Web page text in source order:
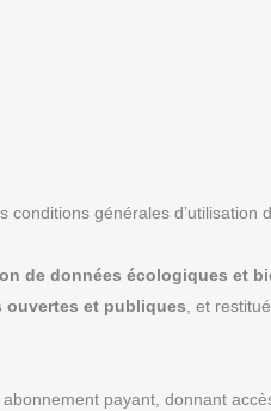
conditions générales d’utilisation
de données écologiques et
et publiques , et
payant, donnant